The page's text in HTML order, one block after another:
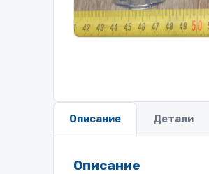
Описание Детали
Описание